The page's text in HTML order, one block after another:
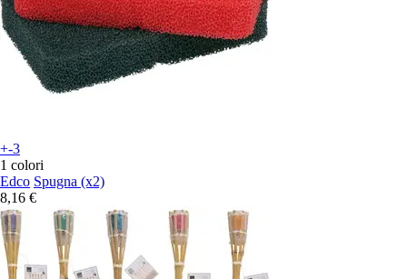
+-3
1 colori
Edco Spugna (x2)
8,16 €